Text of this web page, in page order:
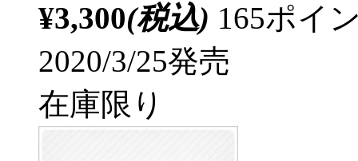
¥3,300(税込) 165ポイ
2020/3/25発売
在庫限り